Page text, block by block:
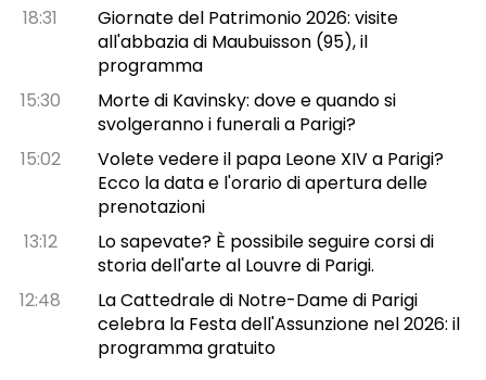
18:31
Giornate del Patrimonio 2026: visite
all'abbazia di Maubuisson (95), il
programma
15:30
Morte di Kavinsky: dove e quando si
svolgeranno i funerali a Parigi?
15:02
Volete vedere il papa Leone XIV a Parigi?
Ecco la data e l'orario di apertura delle
prenotazioni
13:12
Lo sapevate? È possibile seguire corsi di
storia dell'arte al Louvre di Parigi.
12:48
La Cattedrale di Notre-Dame di Parigi
celebra la Festa dell'Assunzione nel 2026: il
programma gratuito